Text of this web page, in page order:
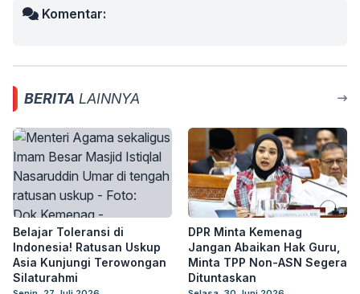
Komentar:
BERITA LAINNYA
Belajar Toleransi di
Indonesia! Ratusan Uskup
Asia Kunjungi Terowongan
Silaturahmi
DPR Minta Kemenag
Jangan Abaikan Hak Guru,
Minta TPP Non-ASN Segera
Dituntaskan